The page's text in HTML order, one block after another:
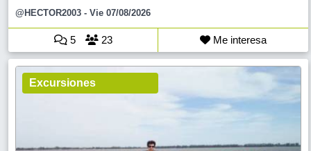
@HECTOR2003 - Vie 07/08/2026
5 23 Me interesa
Excursiones